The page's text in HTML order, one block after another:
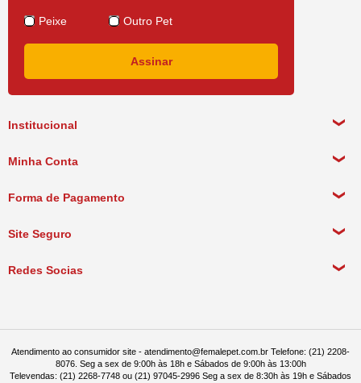
Institucional
Política de Pagamento
Política de Entrega
Minha Conta
Forma de Pagamento
Site Seguro
Redes Socias
Peixe Outro Pet
Atendimento ao consumidor site - atendimento@femalepet.com.br Telefone: (21) 2208-
8076. Seg a sex de 9:00h às 18h e Sábados de 9:00h às 13:00h
Televendas: (21) 2268-7748 ou (21) 97045-2996 Seg a sex de 8:30h às 19h e Sábados